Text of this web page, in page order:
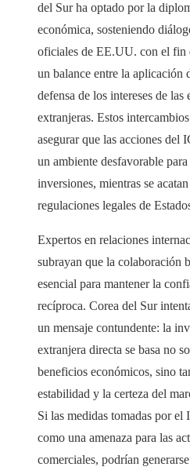
del Sur ha optado por la
económica, sosteniendo
oficiales de EE.UU. con el fin
un balance entre la aplicación
defensa de los intereses de las
extranjeras. Estos
asegurar que las acciones del
un ambiente desfavorable para
inversiones, mientras se
regulaciones legales de
Expertos en relaciones
subrayan que la colaboración
esencial para mantener la
recíproca. Corea del Sur
un mensaje contundente: la
extranjera directa se basa no
beneficios económicos, sino
estabilidad y la certeza del
Si las medidas tomadas por el
como una amenaza para las
comerciales, podrían